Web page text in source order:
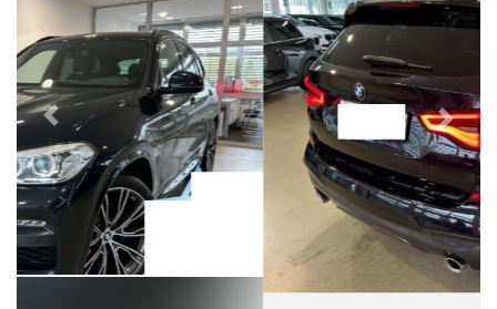
Précèdent